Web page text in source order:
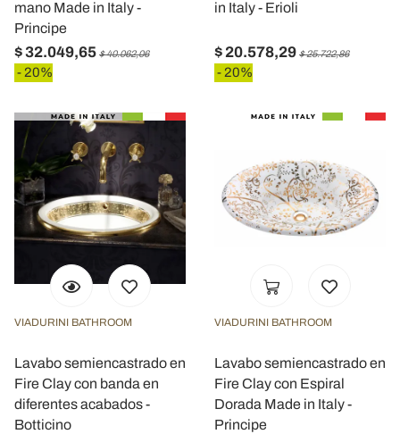
mano Made in Italy -
Principe
$ 32.049,65 $ 40.062,06
- 20%
in Italy - Erioli
$ 20.578,29 $ 25.722,86
- 20%
VIADURINI BATHROOM
Lavabo semiencastrado en
Fire Clay con banda en
diferentes acabados -
Botticino
VIADURINI BATHROOM
Lavabo semiencastrado en
Fire Clay con Espiral
Dorada Made in Italy -
Principe